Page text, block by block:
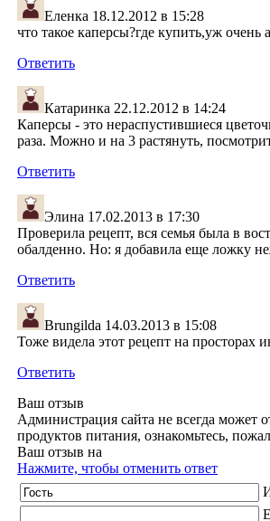
Еленка 18.12.2012 в 15:28
что такое каперсы?где купить,уж очень
Ответить
Катаринка 22.12.2012 в 14:24
Каперсы - это нераспустившиеся
раза. Можно и на 3 растянуть,
Ответить
Элина 17.02.2013 в 17:30
Проверила рецепт, вся семья была в
обалденно. Но: я добавила еще ложку
Ответить
Brungilda 14.03.2013 в 15:08
Тоже видела этот рецепт на просторах
Ответить
Ваш отзыв
Администрация сайта не всегда может
продуктов питания, ознакомьтесь,
Ваш отзыв на
Нажмите, чтобы отменить ответ